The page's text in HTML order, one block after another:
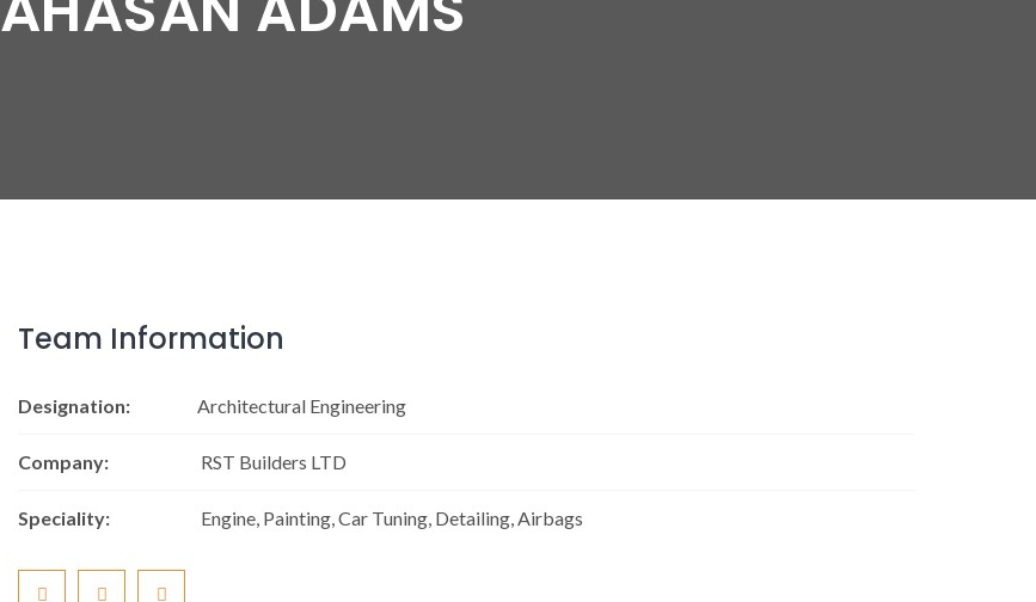
Team Information
Designation: Architectural Engineering
Company: RST Builders LTD
Speciality: Engine, Painting, Car Tuning, Detailing, Airbags